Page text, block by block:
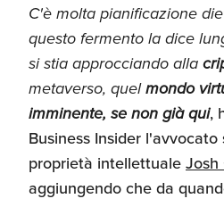
C'è molta pianificazione
questo fermento la dice
si stia approcciando alla
metaverso, quelmondo
imminente, se non già qui,
Business Insider
proprietà intellettualeJosh
aggiungendo che da